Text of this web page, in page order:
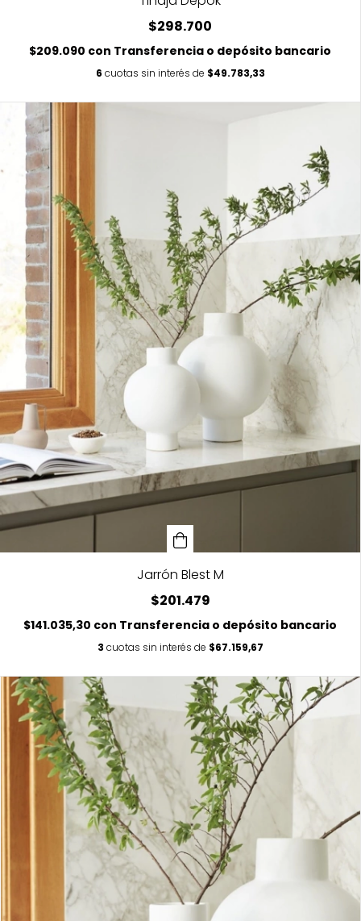
$298.700
$209.090 con Transferencia o depósito bancario
6 cuotas sin interés de $49.783,33
Jarrón Blest M
$201.479
$141.035,30 con Transferencia o depósito bancario
3 cuotas sin interés de $67.159,67